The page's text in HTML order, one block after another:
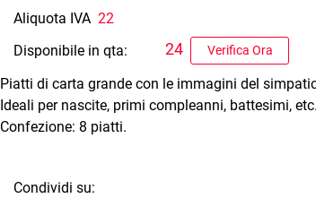
Aliquota IVA 22
Disponibile in qta:
Verifica Ora
24
Piatti di carta grande con le immagini del
Ideali per nascite, primi compleanni, battesimi, etc.
Confezione: 8 piatti.
Condividi su: